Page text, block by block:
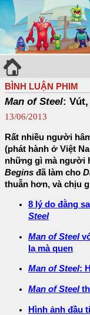
BÌNH LUẬN PHIM
Man of Steel:
13/06/2013
Rất nhiều người
(phát hành ở Việt
những gì mà người
Begins đã làm cho
thuẫn hơn, và chịu
8 lý do đằng
Steel
Man of Steel
lạ mà quen
Man of Steel:
Man of Steel
Hình ảnh đầu